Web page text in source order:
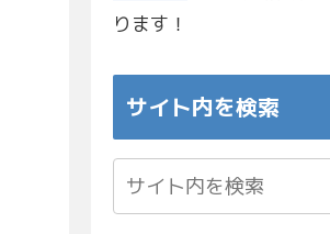
ります！
サイト内を検索